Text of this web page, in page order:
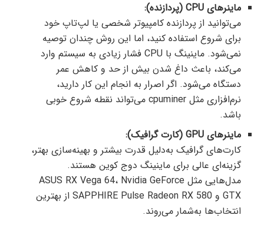
ماینرهای CPU (پردازنده):
می‌توانید از پردازنده کامپیوتر شخصی یا لپ‌تاپ خود
برای شروع استفاده کنید، اما این روش چندان توصیه
نمی‌شود. ماینینگ با CPU فشار زیادی به سیستم وارد
می‌کند، باعث داغ شدن بیش از حد و کاهش عمر
دستگاه می‌شود. اگر اصرار به انجام این کار دارید،
نرم‌افزاری مثل cpuminer می‌تواند نقطه شروع خوبی
باشد.
ماینرهای GPU (کارت گرافیک):
کارت‌های گرافیک به‌دلیل قدرت بیشتر و بهینه‌سازی بهتر،
گزینه‌ای عالی برای ماینینگ دوج کوین هستند.
مدل‌هایی مثل ASUS RX Vega 64، Nvidia GeForce
GTX و SAPPHIRE Pulse Radeon RX 580 از بهترین
انتخاب‌ها به‌شمار می‌روند.